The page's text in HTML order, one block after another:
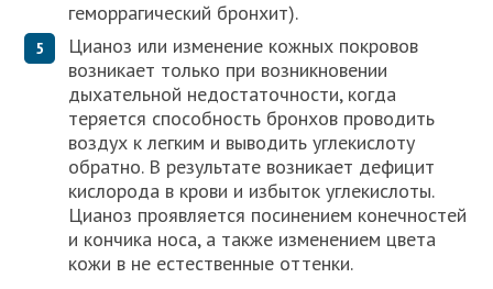
геморрагический бронхит).
Цианоз или изменение кожных покровов
возникает только при возникновении
дыхательной недостаточности, когда
теряется способность бронхов проводить
воздух к легким и выводить углекислоту
обратно. В результате возникает дефицит
кислорода в крови и избыток углекислоты.
Цианоз проявляется посинением конечностей
и кончика носа, а также изменением цвета
кожи в не естественные оттенки.